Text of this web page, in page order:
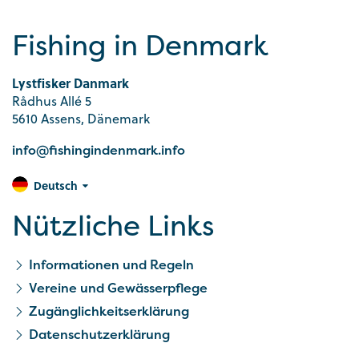
Fishing in Denmark
Lystfisker Danmark
Rådhus Allé 5
5610 Assens, Dänemark
info@fishingindenmark.info
Deutsch
Nützliche Links
Informationen und Regeln
Vereine und Gewässerpflege
Zugänglichkeitserklärung
Datenschutzerklärung